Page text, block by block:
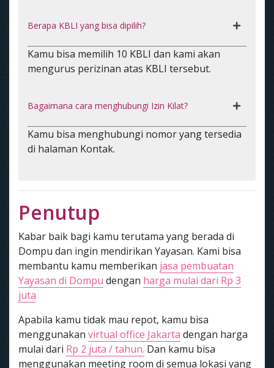
Berapa KBLI yang bisa dipilih?
Kamu bisa memilih 10 KBLI dan kami akan
mengurus perizinan atas KBLI tersebut.
Bagaimana cara menghubungi Izin Kilat?
Kamu bisa menghubungi nomor yang tersedia
di halaman Kontak.
Penutup
Kabar baik bagi kamu terutama yang berada di
Dompu dan ingin mendirikan Yayasan. Kami bisa
membantu kamu memberikan jasa pembuatan
Yayasan di Dompu dengan harga mulai dari Rp 3
juta
Apabila kamu tidak mau repot, kamu bisa
menggunakan virtual office Jakarta dengan harga
mulai dari Rp 2 juta / tahun. Dan kamu bisa
menggunakan meeting room di semua lokasi yang